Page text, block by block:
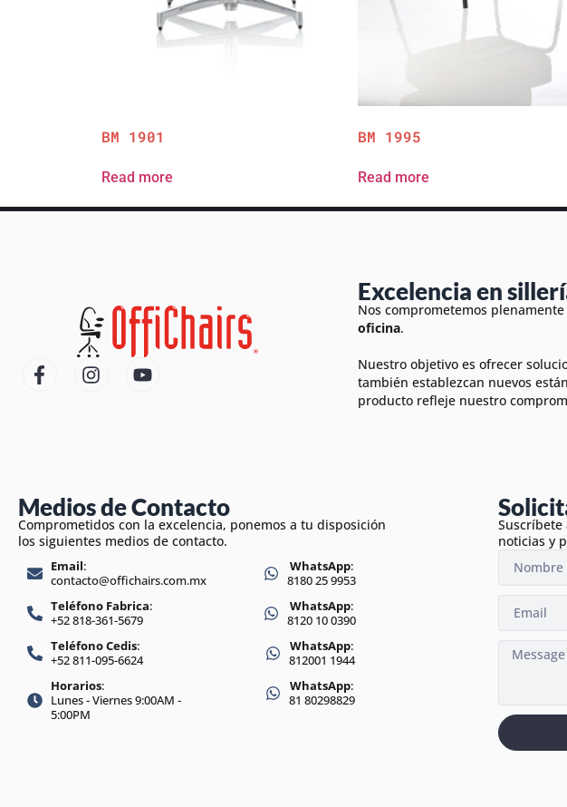
BM 1901
Read more
BM 1995
Read more
Excelencia en
Nos comprometemos
oficina.
Nuestro objetivo es ofrecer
también establezcan nuevos
producto refleje nuestro
Medios de Contacto
Comprometidos con la excelencia, ponemos a tu disposición
los siguientes medios de contacto.
Email:
contacto@offichairs.com.mx
Teléfono Fabrica:
+52 818-361-5679
Teléfono Cedis:
+52 811-095-6624
Horarios:
Lunes - Viernes 9:00AM -
5:00PM
WhatsApp:
8180 25 9953
WhatsApp:
8120 10 0390
WhatsApp:
812001 1944
WhatsApp:
81 80298829
noticias y